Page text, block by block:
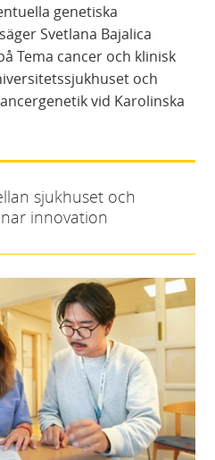
genetiska
Svetlana Bajalica
Tema cancer och klinisk
och
vid Karolinska
sjukhuset och
innovation